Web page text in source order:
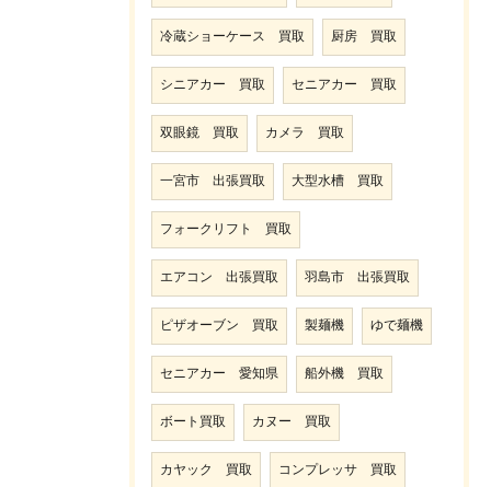
冷蔵ショーケース 買取 厨房 買取
シニアカー 買取 セニアカー 買取
双眼鏡 買取 カメラ 買取
一宮市 出張買取 大型水槽 買取
フォークリフト 買取
エアコン 出張買取 羽島市 出張買取
ピザオーブン 買取 製麺機 ゆで麺機
セニアカー 愛知県 船外機 買取
ボート買取 カヌー 買取
カヤック 買取 コンプレッサ 買取